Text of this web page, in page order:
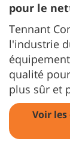
pour le
Tennant
l'industrie
qualité
plus sûr et
Voir